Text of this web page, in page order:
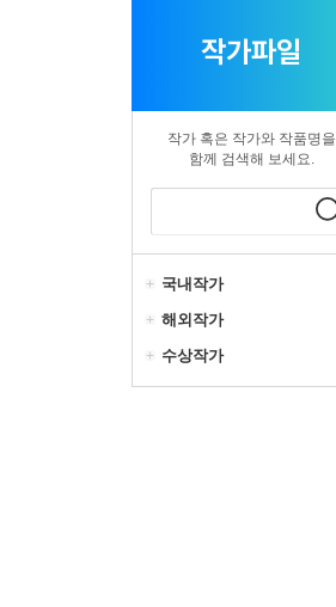
작가파일
작가 혹은 작가와 작품명을
함께 검색해 보세요.
국내작가
해외작가
수상작가